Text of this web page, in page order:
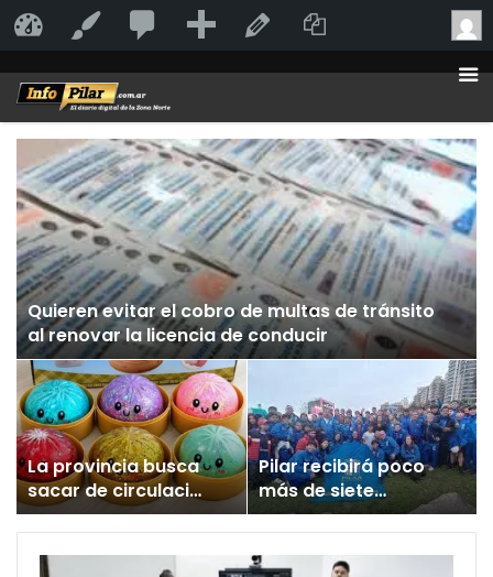
Quieren evitar el cobro de multas de tránsito
al renovar la licencia de conducir
La provincia busca
sacar de circulación
un juguete
«altamente tóxico»
Pilar recibirá poco
más de siete
millones para los
Juegos
Bonaerenses
InfoPilar Personalizar
moderación
Añadir Duplicate